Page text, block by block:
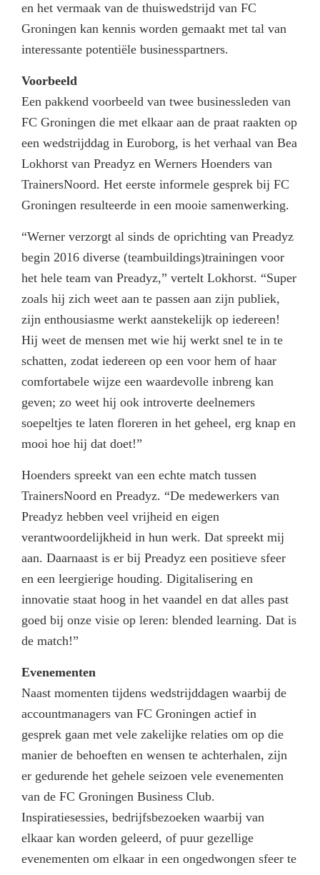
en het vermaak van de thuiswedstrijd van FC
Groningen kan kennis worden gemaakt met tal van
interessante potentiële businesspartners.
Voorbeeld
Een pakkend voorbeeld van twee businessleden van
FC Groningen die met elkaar aan de praat raakten op
een wedstrijddag in Euroborg, is het verhaal van Bea
Lokhorst van Preadyz en Werners Hoenders van
TrainersNoord. Het eerste informele gesprek bij FC
Groningen resulteerde in een mooie samenwerking.
“Werner verzorgt al sinds de oprichting van Preadyz
begin 2016 diverse (teambuildings)trainingen voor
het hele team van Preadyz,” vertelt Lokhorst. “Super
zoals hij zich weet aan te passen aan zijn publiek,
zijn enthousiasme werkt aanstekelijk op iedereen!
Hij weet de mensen met wie hij werkt snel te in te
schatten, zodat iedereen op een voor hem of haar
comfortabele wijze een waardevolle inbreng kan
geven; zo weet hij ook introverte deelnemers
soepeltjes te laten floreren in het geheel, erg knap en
mooi hoe hij dat doet!”
Hoenders spreekt van een echte match tussen
TrainersNoord en Preadyz. “De medewerkers van
Preadyz hebben veel vrijheid en eigen
verantwoordelijkheid in hun werk. Dat spreekt mij
aan. Daarnaast is er bij Preadyz een positieve sfeer
en een leergierige houding. Digitalisering en
innovatie staat hoog in het vaandel en dat alles past
goed bij onze visie op leren: blended learning. Dat is
de match!”
Evenementen
Naast momenten tijdens wedstrijddagen waarbij de
accountmanagers van FC Groningen actief in
gesprek gaan met vele zakelijke relaties om op die
manier de behoeften en wensen te achterhalen, zijn
er gedurende het gehele seizoen vele evenementen
van de FC Groningen Business Club.
Inspiratiesessies, bedrijfsbezoeken waarbij van
elkaar kan worden geleerd, of puur gezellige
evenementen om elkaar in een ongedwongen sfeer te